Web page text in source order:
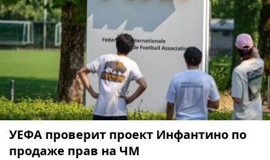
УЕФА проверит проект Инфантино по
продаже прав на ЧМ